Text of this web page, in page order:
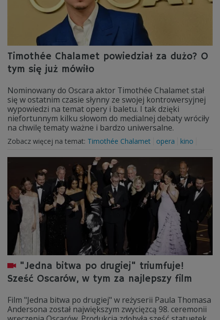
Timothée Chalamet powiedział za dużo? O
tym się już mówiło
Nominowany do Oscara aktor Timothée Chalamet stał
się w ostatnim czasie słynny ze swojej kontrowersyjnej
wypowiedzi na temat opery i baletu. I tak dzięki
niefortunnym kilku słowom do medialnej debaty wróciły
na chwilę tematy ważne i bardzo uniwersalne.
Zobacz więcej na temat: Timothée Chalamet opera kino
"Jedna bitwa po drugiej" triumfuje!
Sześć Oscarów, w tym za najlepszy film
Film "Jedna bitwa po drugiej" w reżyserii Paula Thomasa
Andersona został największym zwycięzcą 98. ceremonii